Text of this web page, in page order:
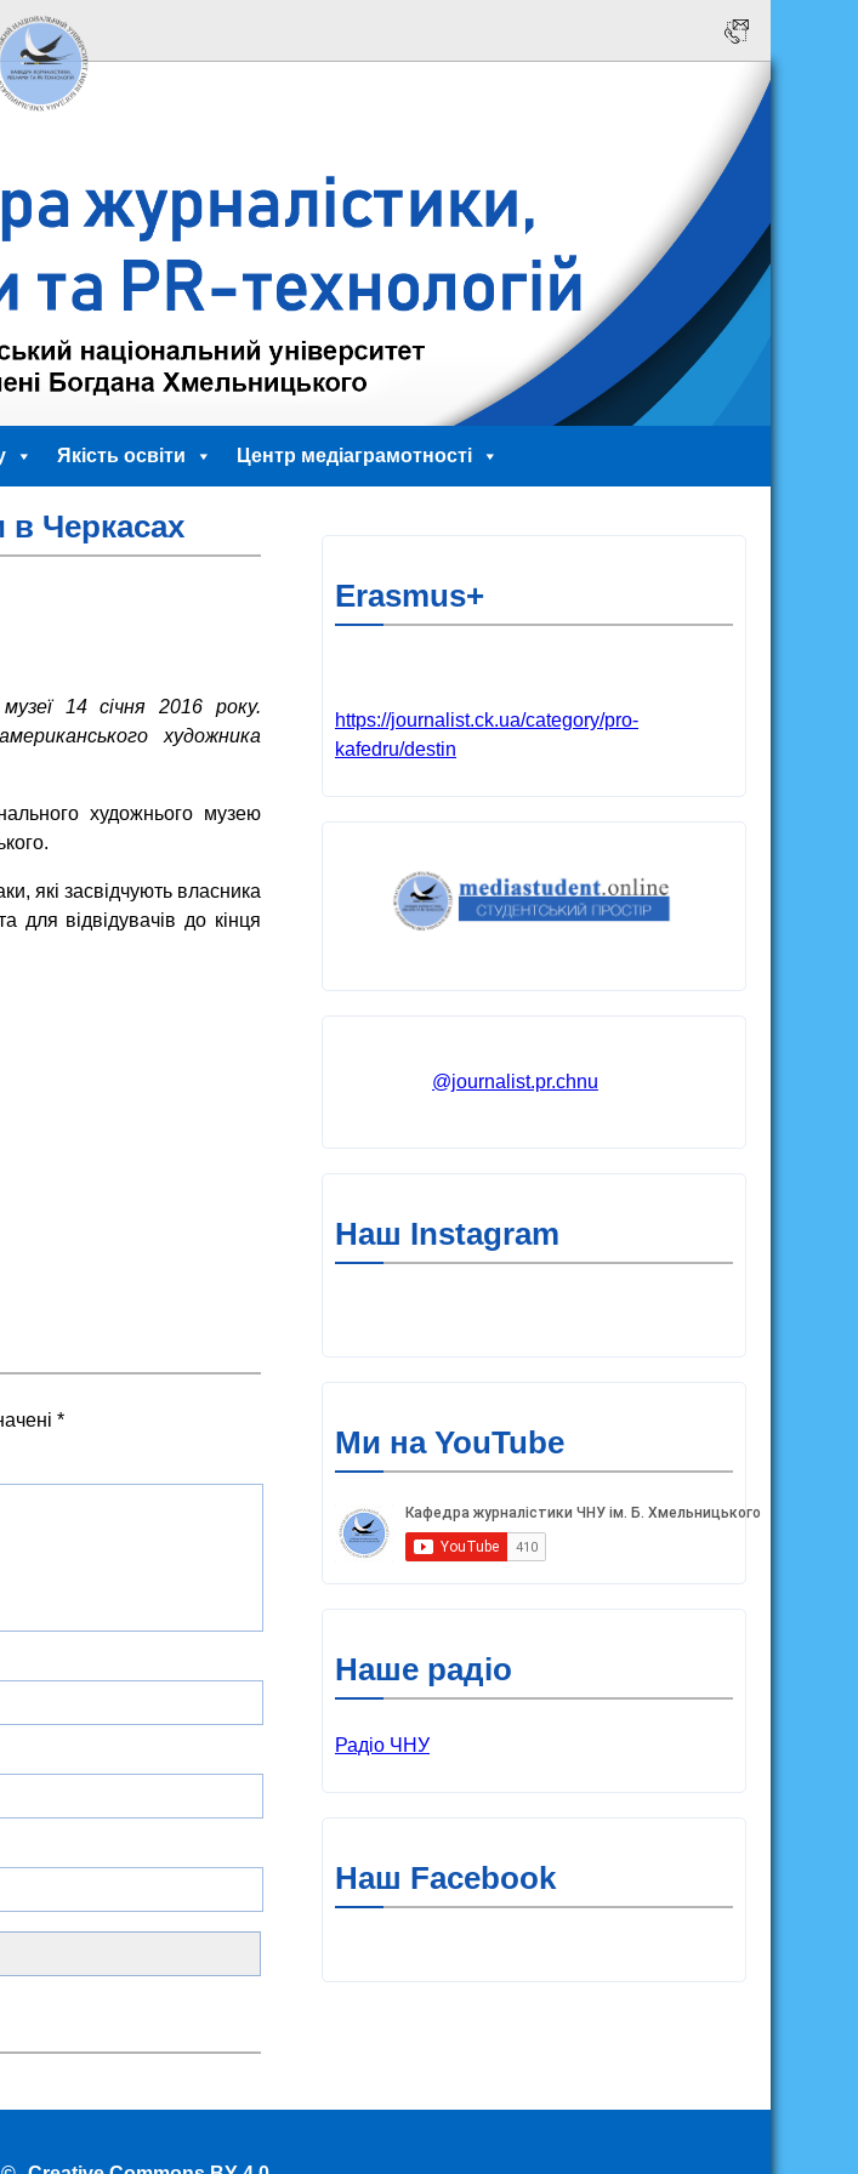
Якість освіти Центр медіаграмотності
в Черкасах
14 січня 2016 року.
художника
художнього музею
які засвідчують власника
для відвідувачів до кінця
*
Erasmus+
https://journalist.ck.ua/category/pro-
kafedru/destin
@journalist.pr.chnu
Наш Instagram
Ми на YouTube
Наше радіо
Радіо ЧНУ
Наш Facebook